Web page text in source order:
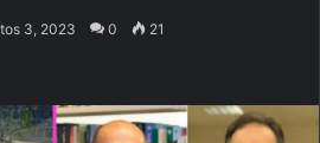
3, 2023 0 21